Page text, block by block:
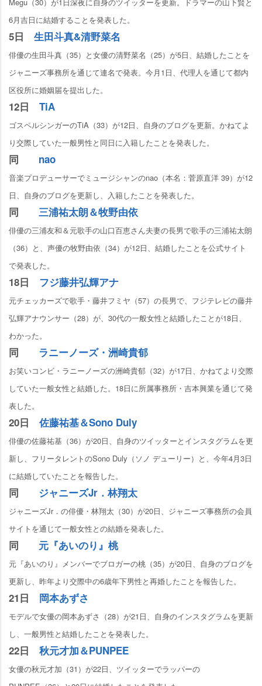
6月吉日に結婚することを発表した。
5日 生田斗真&清野菜名
俳優の生田斗真（35）と女優の清野菜名（25）が5日、結婚したことを
ジャニーズ事務所を通じて連名で発表。今月1日、代理人を通じて都内
区役所に婚姻届を提出した。
12日 TiA
ゴスペルシンガーのTiA（33）が12日、自身のブログを更新。かねてよ
り交際していた一般男性と同日に入籍したことを発表した。
同 nao
音楽プロデューサーでミュージシャンのnao（本名：菅原直洋 39）が12
日、自身のブログを更新し、入籍したことを発表した。
同 三浦祐太朗＆牧野由依
俳優の三浦友和＆元歌手の山口百恵さん夫妻の長男で歌手の三浦祐太朗
（36）と、声優の牧野由依（34）が12日、結婚したことを公式サイト
で発表した。
18日 フジ藤井弘輝アナ
元チェッカーズで歌手・藤井フミヤ（57）の長男で、フジテレビの藤井
弘輝アナウンサー（28）が、30代の一般女性と結婚したことが18日、
わかった。
同 ラニーノーズ・洲崎貴郁
お笑いコンビ・ラニーノーズの洲崎貴郁（32）が17日、かねてより交際
していた一般女性と結婚した。18日に所属事務所・吉本興業を通じて発
表した。
20日 佐藤祐基＆Sono Duly
俳優の佐藤祐基（36）が20日、自身のツイッターとインスタグラムを更
新し、フリータレントのSono Duly（ソノ デューリー）と、今年4月3日
に結婚していたことを報告した。
同 ジャニーズJr．林翔太
ジャニーズJr．の俳優・林翔太（30）が20日、ジャニーズ事務所の会員
サイトを通じて一般女性との結婚を発表した。
同 元『あいのり』桃
元『あいのり』メンバーでブロガーの桃（35）が20日、自身のブログを
更新し、昨年より交際中の6歳年下男性と再婚したことを報告した。
21日 岡本あずさ
モデルで女優の岡本あずさ（28）が21日、自身のインスタグラムを更新
し、一般男性と結婚したことを発表した。
22日 秋元才加＆PUNPEE
女優の秋元才加（31）が22日、ツイッターでラッパーの